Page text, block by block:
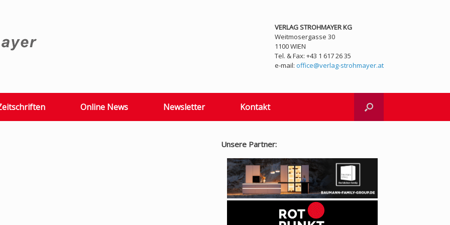
VERLAG STROHMAYER KG
Weitmosergasse 30
1100 WIEN
Tel. & Fax: +43 1 617 26 35
e-mail: office@verlag-strohmayer.at
Online News Newsletter Kontakt
Unsere Partner: